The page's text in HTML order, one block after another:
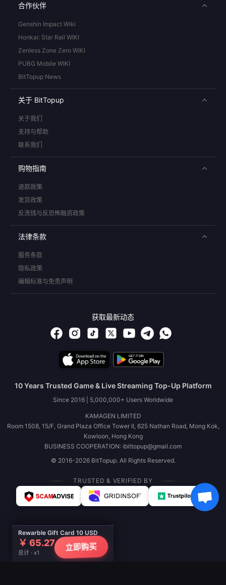
Rewarble Gift Card 10 USD
￥ 65.27
总计 · x1
立即购买
合作伙伴
Genshin Impact Wiki
Honkai: Star Rail WIKI
Zenless Zone Zero WIKI
PUBG Mobile WIKI
BitTopup News
关于 BitTopup
关于我们
支持与帮助
联系我们
购物指南
退款政策
发货政策
反洗钱与反恐怖融资政策
法律条款
服务条款
隐私政策
编辑标准与免责声明
获取最新动态
10 Years Trusted Game & Live Streaming Top-Up Platform
Since 2016 | 5,000,000+ Users Worldwide
KAMAGEN LIMITED
Room 1508, 15/F, Grand Plaza Office Tower II, 625 Nathan Road, Mong Kok,
Kowloon, Hong Kong
BUSINESS COOPERATION: ibittopup@gmail.com
© 2016-2026 BitTopup. All Rights Reserved.
TRUSTED & VERIFIED BY